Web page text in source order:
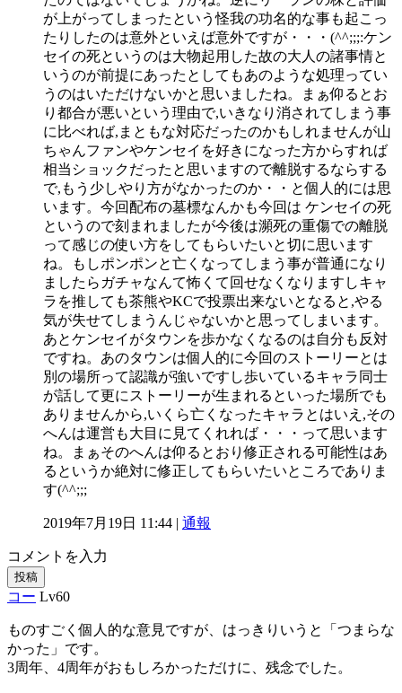
が上がってしまったという怪我の功名的な事も起こっ
たりしたのは意外といえば意外ですが・・・(^^;;;:ケン
セイの死というのは大物起用した故の大人の諸事情と
いうのが前提にあったとしてもあのような処理ってい
うのはいただけないかと思いましたね。まぁ仰るとお
り都合が悪いという理由で,いきなり消されてしまう事
に比べれば,まともな対応だったのかもしれませんが山
ちゃんファンやケンセイを好きになった方からすれば
相当ショックだったと思いますので離脱するならする
で,もう少しやり方がなかったのか・・と個人的には思
います。今回配布の墓標なんかも今回は ケンセイの死
というので刻まれましたが今後は瀕死の重傷での離脱
って感じの使い方をしてもらいたいと切に思います
ね。もしポンポンと亡くなってしまう事が普通になり
ましたらガチャなんて怖くて回せなくなりますしキャ
ラを推しても茶熊やKCで投票出来ないとなると,やる
気が失せてしまうんじゃないかと思ってしまいます。
あとケンセイがタウンを歩かなくなるのは自分も反対
ですね。あのタウンは個人的に今回のストーリーとは
別の場所って認識が強いですし歩いているキャラ同士
が話して更にストーリーが生まれるといった場所でも
ありませんから,いくら亡くなったキャラとはいえ,その
へんは運営も大目に見てくれれば・・・って思います
ね。まぁそのへんは仰るとおり修正される可能性はあ
るというか絶対に修正してもらいたいところでありま
す(^^;;;
2019年7月19日 11:44 | 通報
コメントを入力
投稿
コー Lv60
ものすごく個人的な意見ですが、はっきりいうと「つまらな
かった」です。
3周年、4周年がおもしろかっただけに、残念でした。